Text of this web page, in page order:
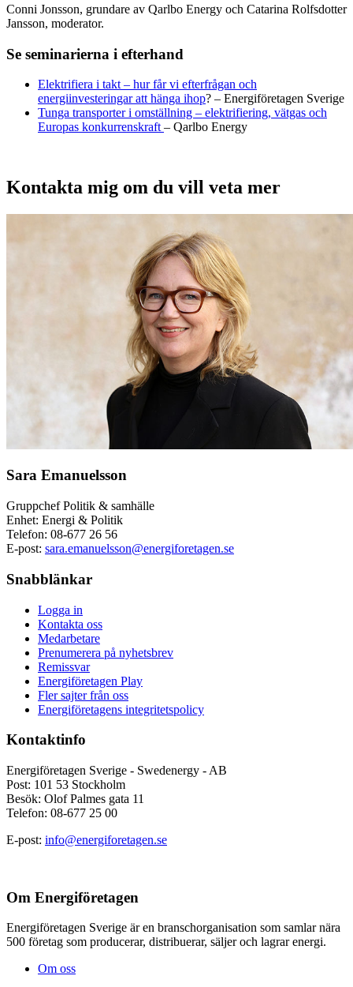
Conni Jonsson, grundare av Qarlbo Energy och Catarina Rolfsdotter
Jansson, moderator.
Se seminarierna i efterhand
Elektrifiera i takt – hur får vi efterfrågan och
energiinvesteringar att hänga ihop? – Energiföretagen Sverige
Tunga transporter i omställning – elektrifiering, vätgas och
Europas konkurrenskraft – Qarlbo Energy
Kontakta mig om du vill veta mer
Sara Emanuelsson
Gruppchef Politik & samhälle
Enhet: Energi & Politik
Telefon: 08-677 26 56
E-post: sara.emanuelsson@energiforetagen.se
Snabblänkar
Logga in
Kontakta oss
Medarbetare
Prenumerera på nyhetsbrev
Remissvar
Energiföretagen Play
Fler sajter från oss
Energiföretagens integritetspolicy
Kontaktinfo
Energiföretagen Sverige - Swedenergy - AB
Post: 101 53 Stockholm
Besök: Olof Palmes gata 11
Telefon: 08-677 25 00
E-post: info@energiforetagen.se
Om Energiföretagen
Energiföretagen Sverige är en branschorganisation som samlar nära
500 företag som producerar, distribuerar, säljer och lagrar energi.
Om oss